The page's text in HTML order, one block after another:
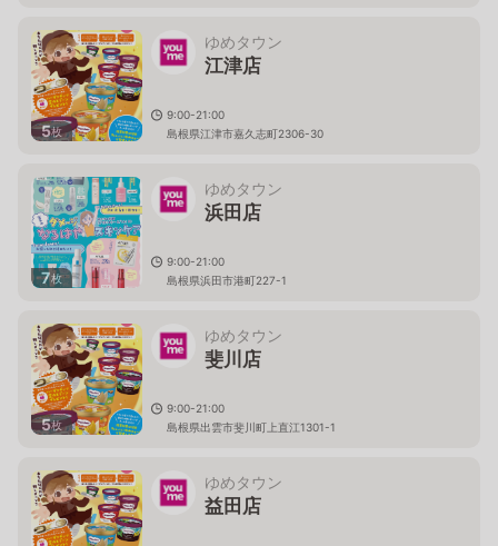
5枚
ゆめタウン
江津店
9:00-21:00
島根県江津市嘉久志町2306-30
7枚
ゆめタウン
浜田店
9:00-21:00
島根県浜田市港町227-1
5枚
ゆめタウン
斐川店
9:00-21:00
島根県出雲市斐川町上直江1301-1
ゆめタウン
益田店